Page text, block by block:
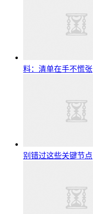
料：清单在手不慌张
别错过这些关键节点